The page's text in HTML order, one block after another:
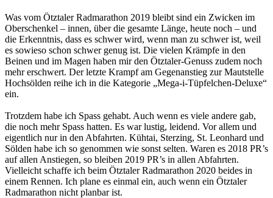
Was vom Ötztaler Radmarathon 2019 bleibt sind ein Zwicken im
Oberschenkel – innen, über die gesamte Länge, heute noch – und
die Erkenntnis, dass es schwer wird, wenn man zu schwer ist, weil
es sowieso schon schwer genug ist. Die vielen Krämpfe in den
Beinen und im Magen haben mir den Ötztaler-Genuss zudem noch
mehr erschwert. Der letzte Krampf am Gegenanstieg zur Mautstelle
Hochsölden reihe ich in die Kategorie „Mega-i-Tüpfelchen-Deluxe“
ein.
Trotzdem habe ich Spass gehabt. Auch wenn es viele andere gab,
die noch mehr Spass hatten. Es war lustig, leidend. Vor allem und
eigentlich nur in den Abfahrten. Kühtai, Sterzing, St. Leonhard und
Sölden habe ich so genommen wie sonst selten. Waren es 2018 PR’s
auf allen Anstiegen, so bleiben 2019 PR’s in allen Abfahrten.
Vielleicht schaffe ich beim Ötztaler Radmarathon 2020 beides in
einem Rennen. Ich plane es einmal ein, auch wenn ein Ötztaler
Radmarathon nicht planbar ist.